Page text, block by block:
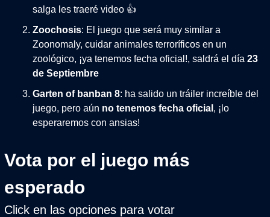
salga les traeré video 👍
Zoochosis: El juego que será muy similar a
Zoonomaly, cuidar animales terroríficos en un
zoológico, ¡ya tenemos fecha oficial!, saldrá el día 23
de Septiembre
Garten of banban 8: ha salido un tráiler increíble del
juego, pero aún no tenemos fecha oficial , ¡lo
esperaremos con ansias!
Vota por el juego más
esperado
Click en las opciones para votar